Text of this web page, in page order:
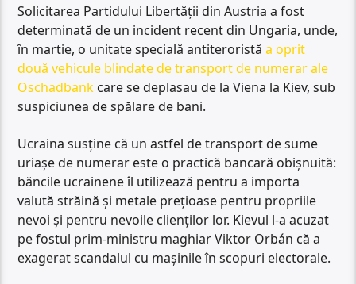
Solicitarea Partidului Libertății din Austria a fost
determinată de un incident recent din Ungaria, unde,
în martie, o unitate specială antiteroristăa oprit
două vehicule blindate de transport de numerar ale
Oschadbank care se deplasau de la Viena la Kiev, sub
suspiciunea de spălare de bani.
Ucraina susține că un astfel de transport de sume
uriașe de numerar este o practică bancară obișnuită:
băncile ucrainene îl utilizează pentru a importa
valută străină și metale prețioase pentru propriile
nevoi și pentru nevoile clienților lor. Kievul l-a acuzat
pe fostul prim-ministru maghiar Viktor Orbán că a
exagerat scandalul cu mașinile în scopuri electorale.